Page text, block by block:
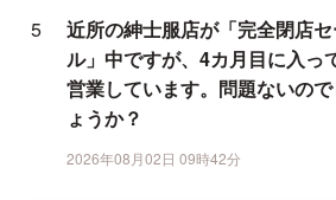
近所の紳士服店が「完全閉店
ル」中ですが、4カ月目に入っ
営業しています。問題ないので
ょうか？
2026年08月02日 09時42分